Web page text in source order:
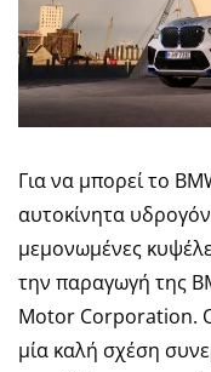
Για να μπορεί το
αυτοκίνητα
μεμονωμένες
την παραγωγή της
Motor Corporation.
μία καλή σχέση